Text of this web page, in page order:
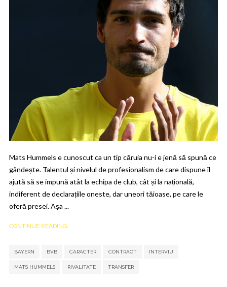
Mats Hummels e cunoscut ca un tip căruia nu-i e jenă să spună ce
gândește. Talentul și nivelul de profesionalism de care dispune îl
ajută să se impună atât la echipa de club, cât și la națională,
indiferent de declarațiile oneste, dar uneori tăioase, pe care le
oferă presei. Așa ...
CONTINUE READING ...
BAYERN BVB CARACTER CONTRACT INTERVIU
MATS HUMMELS RIVALITATE TRANSFER